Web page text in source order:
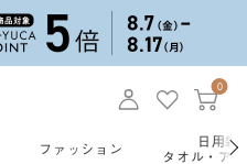
0
ファッション
日用雑
タオル・ア